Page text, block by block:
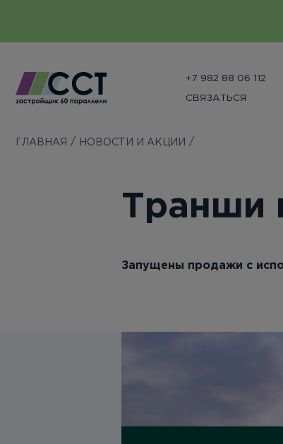
+7 982 88 06 112
СВЯЗАТЬСЯ
ГЛАВНАЯ НОВОСТИ И АКЦИИ
Транши
Запущены продажи с